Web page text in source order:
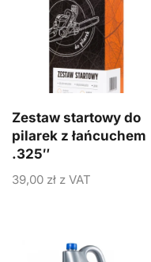
Zestaw startowy do
pilarek z łańcuchem
.325″
39,00 zł z VAT